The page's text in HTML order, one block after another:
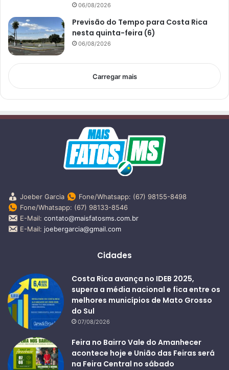
06/08/2026
Previsão do Tempo para Costa Rica
nesta quinta-feira (6)
06/08/2026
Carregar mais
Joeber Garcia
Fone/Whatsapp: (67) 98155-8498
Fone/Whatsapp: (67) 98133-8546
E-Mail: contato@maisfatosms.com.br
E-Mail: joebergarcia@gmail.com
Cidades
Costa Rica avança no IDEB 2025,
supera a média nacional e fica entre os
melhores municípios de Mato Grosso
do Sul
07/08/2026
Feira no Bairro Vale do Amanhecer
acontece hoje e União das Feiras será
na Feira Central no sábado